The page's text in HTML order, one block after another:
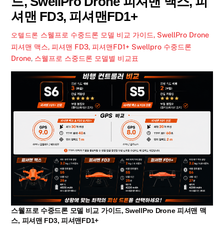
셔맨 FD3, 피셔맨FD1+
오텔드론 스웰프로 수중드론 모델 비교 가이드, SwellPro Drone
피셔맨 맥스, 피셔맨 FD3, 피셔맨FD1+ Swellpro 수중드론
Drone, 스웰프로 스중드론 모델별 비교표
스웰프로 수중드론 모델 비교 가이드, SwellPro Drone 피셔맨 맥
스, 피셔맨 FD3, 피셔맨FD1+